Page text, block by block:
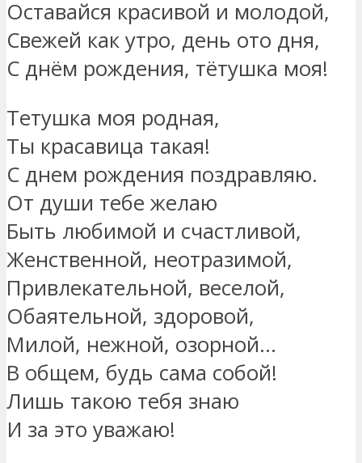
Оставайся красивой и молодой,
Свежей как утро, день ото дня,
С днём рождения, тётушка моя!
Тетушка моя родная,
Ты красавица такая!
С днем рождения поздравляю.
От души тебе желаю
Быть любимой и счастливой,
Женственной, неотразимой,
Привлекательной, веселой,
Обаятельной, здоровой,
Милой, нежной, озорной…
В общем, будь сама собой!
Лишь такою тебя знаю
И за это уважаю!